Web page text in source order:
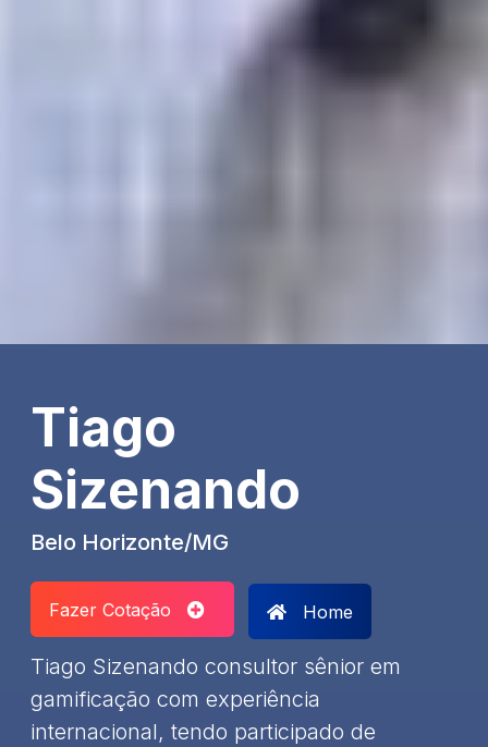
Tiago
Sizenando
Belo Horizonte/MG
Fazer Cotação Home
Tiago Sizenando consultor sênior em
gamificação com experiência
internacional, tendo participado de